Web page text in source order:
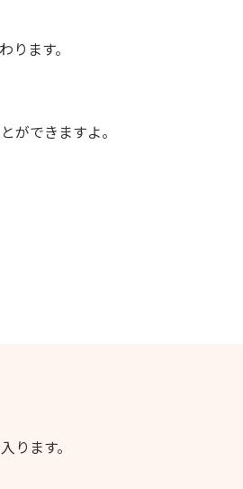
ます。
ができますよ。
ります。